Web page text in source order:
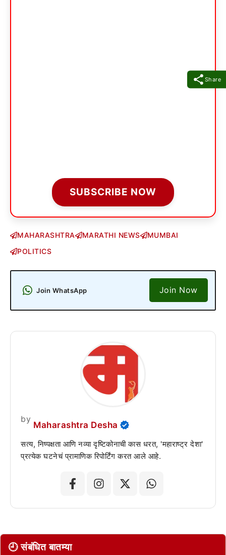
Share
SUBSCRIBE NOW
MAHARASHTRA MARATHI NEWS
MUMBAI
POLITICS
Join WhatsApp Join Now
by
Maharashtra Desha
सत्य, निष्पक्षता आणि नव्या दृष्टिकोनाची कास धरत, 'महाराष्ट्र देशा'
प्रत्येक घटनेचं प्रामाणिक रिपोर्टिंग करत आले आहे.
🕘 संबंधित बातम्या